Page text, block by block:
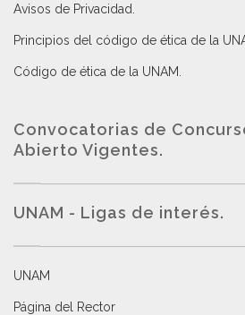
Avisos de Privacidad
Principios del código de ética de la
Código de ética de la UNAM
Convocatorias de
Abierto Vigentes.
UNAM - Ligas de interés.
UNAM
Página del Rector